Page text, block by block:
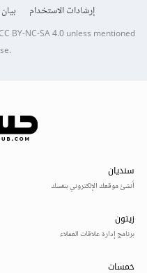
إرشادات الاستخدام
BY-NC-SA 4.0unless mentioned